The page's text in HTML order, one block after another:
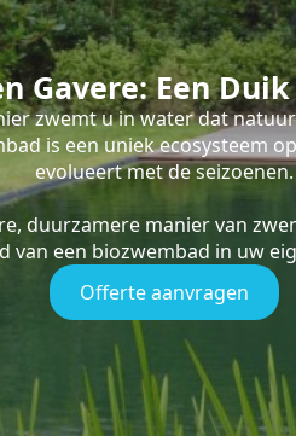
Gavere: Een
zwemt u in water dat
is een uniek ecosysteem
evolueert met de seizoenen.
duurzamere manier van
van een biozwembad in uw
Offerte aanvragen